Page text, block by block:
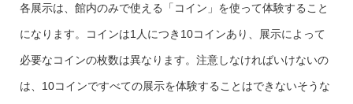
各展示は、館内のみで使える「コイン」を使って体験すること
になります。コインは1人につき10コインあり、展示によって
必要なコインの枚数は異なります。注意しなければいけないの
は、10コインですべての展示を体験することはできないそうな